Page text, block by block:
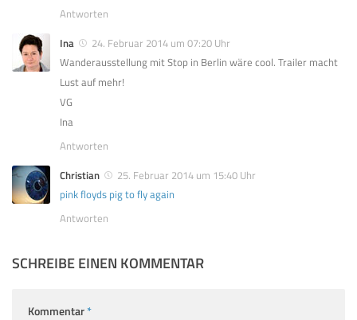
Antworten
Ina
24. Februar 2014 um 07:20 Uhr
Wanderausstellung mit Stop in Berlin wäre cool. Trailer macht
Lust auf mehr!
VG
Ina
Antworten
Christian
25. Februar 2014 um 15:40 Uhr
pink floyds pig to fly again
Antworten
SCHREIBE EINEN KOMMENTAR
Kommentar*